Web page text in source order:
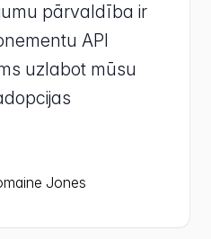
pārvaldība ir
API
uzlabot mūsu
Jones